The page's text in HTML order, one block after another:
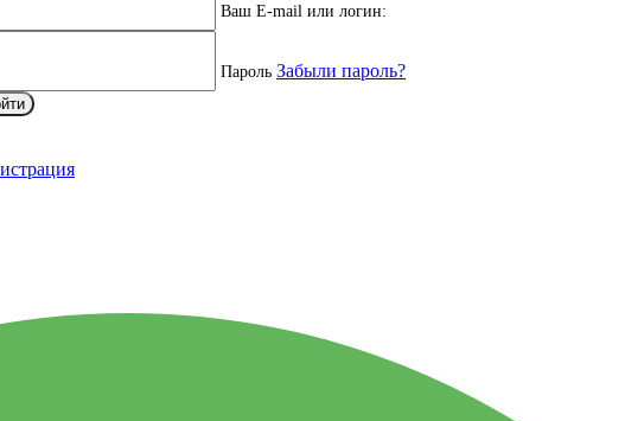
Ваш E-mail или логин:
Пароль Забыли пароль?